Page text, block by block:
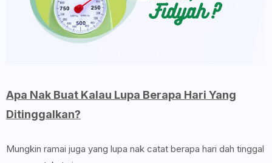
Apa Nak Buat Kalau Lupa Berapa Hari Yang
Ditinggalkan?
Mungkin ramai juga yang lupa nak catat berapa hari dah tinggal